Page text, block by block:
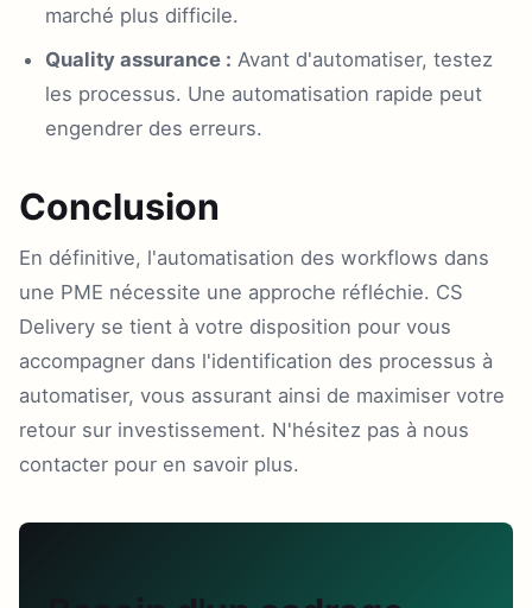
marché plus difficile.
Quality assurance : Avant d'automatiser, testez
les processus. Une automatisation rapide peut
engendrer des erreurs.
Conclusion
En définitive, l'automatisation des workflows dans
une PME nécessite une approche réfléchie. CS
Delivery se tient à votre disposition pour vous
accompagner dans l'identification des processus à
automatiser, vous assurant ainsi de maximiser votre
retour sur investissement. N'hésitez pas à nous
contacter pour en savoir plus.